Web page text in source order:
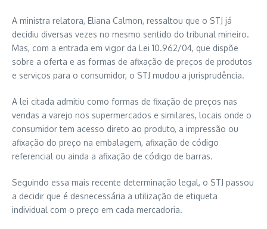
A ministra relatora, Eliana Calmon, ressaltou que o STJ já
decidiu diversas vezes no mesmo sentido do tribunal mineiro.
Mas, com a entrada em vigor da Lei 10.962/04, que dispõe
sobre a oferta e as formas de afixação de preços de produtos
e serviços para o consumidor, o STJ mudou a jurisprudência.
A lei citada admitiu como formas de fixação de preços nas
vendas a varejo nos supermercados e similares, locais onde o
consumidor tem acesso direto ao produto, a impressão ou
afixação do preço na embalagem, afixação de código
referencial ou ainda a afixação de código de barras.
Seguindo essa mais recente determinação legal, o STJ passou
a decidir que é desnecessária a utilização de etiqueta
individual com o preço em cada mercadoria.